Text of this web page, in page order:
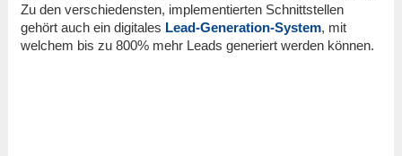
Zu den verschiedensten, implementierten Schnittstellen
gehört auch ein digitales Lead-Generation-System, mit
welchem bis zu 800% mehr Leads generiert werden können.